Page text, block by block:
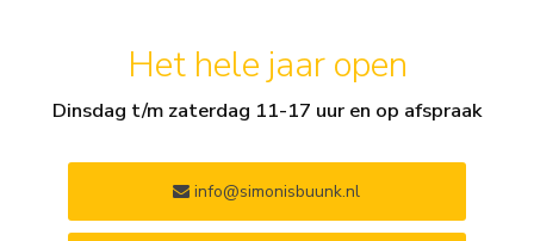
Het hele jaar open
Dinsdag t/m zaterdag 11-17 uur en op afspraak
info@simonisbuunk.nl